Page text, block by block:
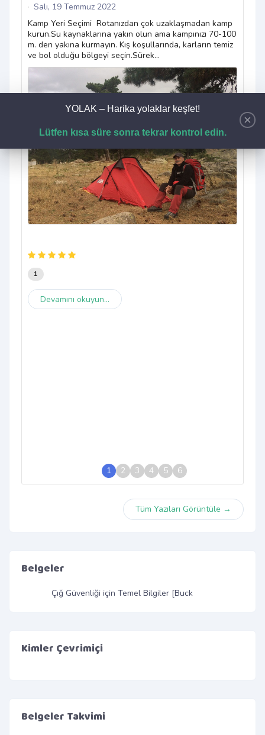
Salı, 19 Temmuz 2022
Kamp Yeri Seçimi Rotanızdan çok uzaklaşmadan kamp
kurun.Su kaynaklarına yakın olun ama kampınızı 70-100
m. den yakına kurmayın. Kış koşullarında, karların temiz
ve bol olduğu bölgeyi seçin.Sürek...
1
Devamını okuyun...
1 2 3 4 5 6
Tüm Yazıları Görüntüle →
Belgeler
Çığ Güvenliği için Temel Bilgiler [Buck TILTON]
Kimler Çevrimiçi
Belgeler Takvimi
×
YOLAK – Harika yolaklar keşfet!
Lütfen kısa süre sonra tekrar kontrol edin.